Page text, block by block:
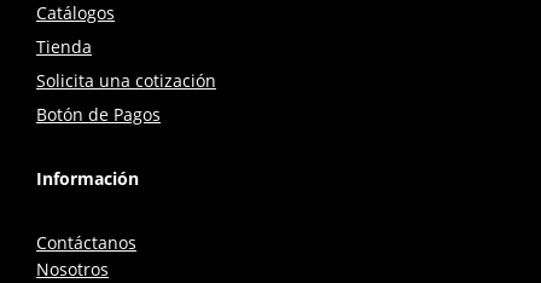
Catálogos
Tienda
Solicita una cotización
Botón de Pagos
Información
Contáctanos
Nosotros